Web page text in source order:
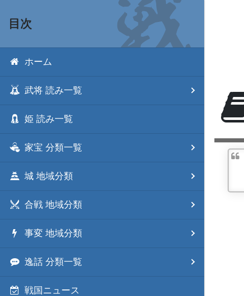
目次
ホーム
武将 読み一覧
姫 読み一覧
家宝 分類一覧
城 地域分類
合戦 地域分類
事変 地域分類
逸話 分類一覧
戦国ニュース